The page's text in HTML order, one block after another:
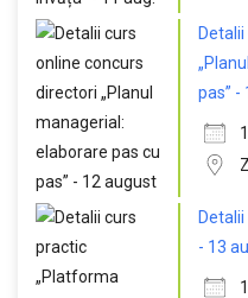
pas” -
- 13